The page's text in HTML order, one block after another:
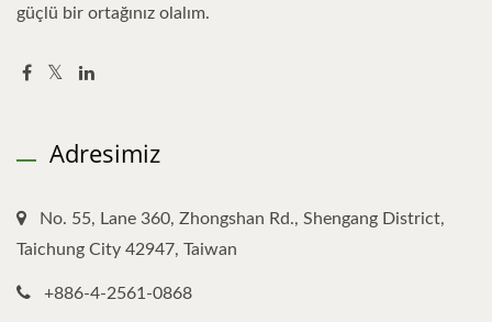
güçlü bir ortağınız olalım.
Adresimiz
No. 55, Lane 360, Zhongshan Rd., Shengang District,
Taichung City 42947, Taiwan
+886-4-2561-0868